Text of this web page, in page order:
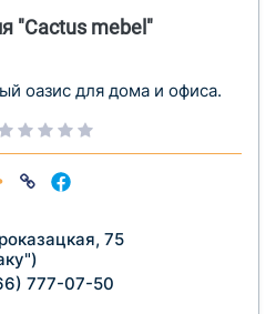
"Cactus mebel"
оазис для дома и офиса.
75
777-07-50